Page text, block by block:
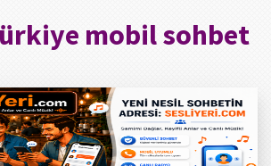
mobil sohbet